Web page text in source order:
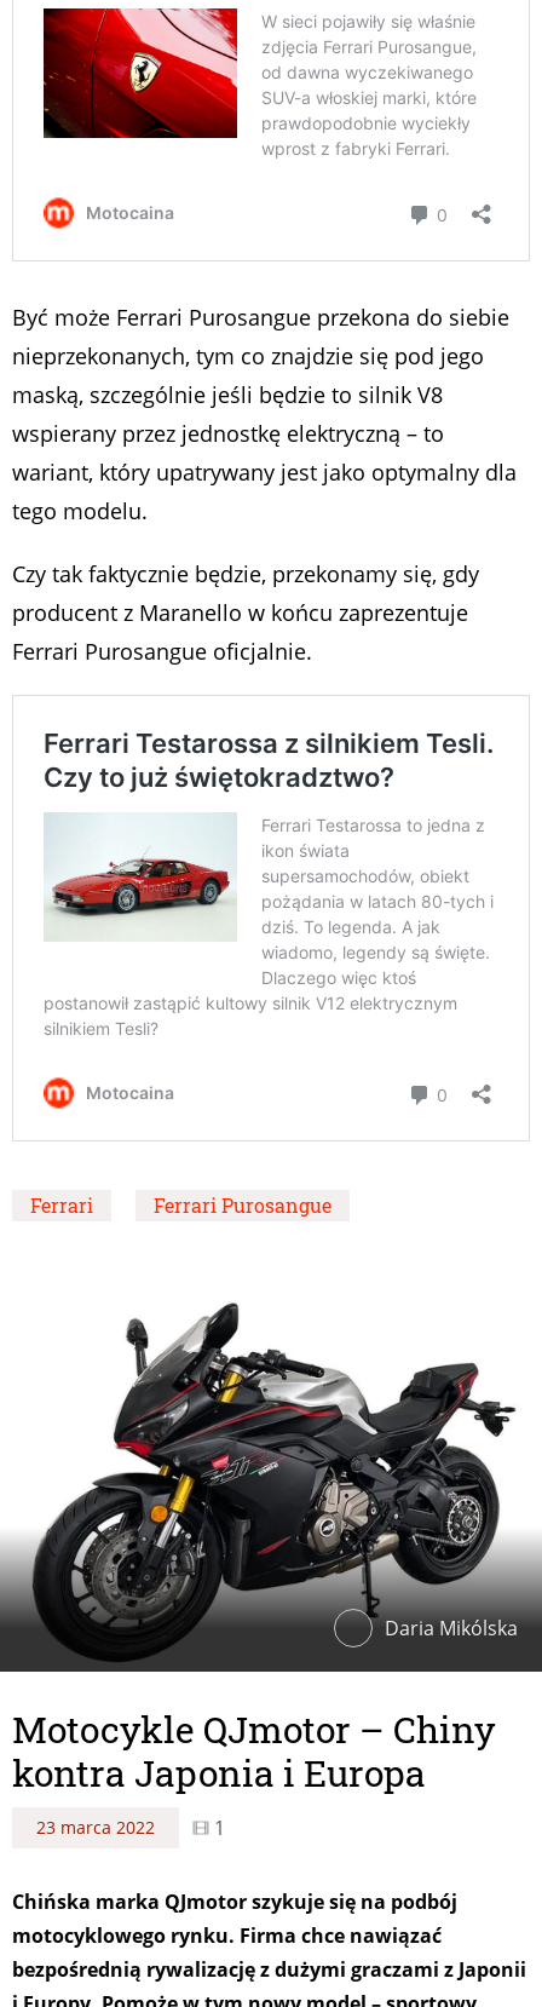
Być może Ferrari Purosangue przekona do siebie
nieprzekonanych, tym co znajdzie się pod jego
maską, szczególnie jeśli będzie to silnik V8
wspierany przez jednostkę elektryczną – to
wariant, który upatrywany jest jako optymalny dla
tego modelu.
Czy tak faktycznie będzie, przekonamy się, gdy
producent z Maranello w końcu zaprezentuje
Ferrari Purosangue oficjalnie.
Ferrari Ferrari Purosangue
Daria Mikólska
Motocykle QJmotor – Chiny
kontra Japonia i Europa
23 marca 2022 1
Chińska marka QJmotor szykuje się na podbój
motocyklowego rynku. Firma chce nawiązać
bezpośrednią rywalizację z dużymi graczami z Japonii